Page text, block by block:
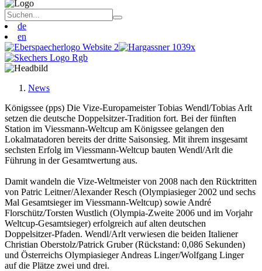
de
en
News
Königssee (pps) Die Vize-Europameister Tobias Wendl/Tobias Arlt
setzen die deutsche Doppelsitzer-Tradition fort. Bei der fünften
Station im Viessmann-Weltcup am Königssee gelangen den
Lokalmatadoren bereits der dritte Saisonsieg. Mit ihrem insgesamt
sechsten Erfolg im Viessmann-Weltcup bauten Wendl/Arlt die
Führung in der Gesamtwertung aus.
Damit wandeln die Vize-Weltmeister von 2008 nach den Rücktritten
von Patric Leitner/Alexander Resch (Olympiasieger 2002 und sechs
Mal Gesamtsieger im Viessmann-Weltcup) sowie André
Florschütz/Torsten Wustlich (Olympia-Zweite 2006 und im Vorjahr
Weltcup-Gesamtsieger) erfolgreich auf alten deutschen
Doppelsitzer-Pfaden. Wendl/Arlt verwiesen die beiden Italiener
Christian Oberstolz/Patrick Gruber (Rückstand: 0,086 Sekunden)
und Österreichs Olympiasieger Andreas Linger/Wolfgang Linger
auf die Plätze zwei und drei.